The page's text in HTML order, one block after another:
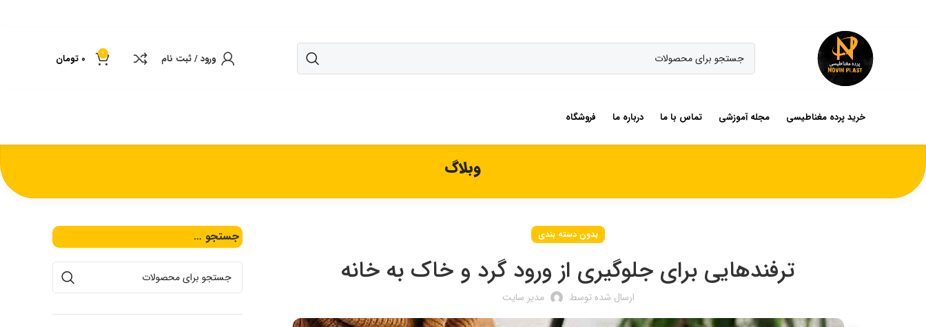
ورود / ثبت نام 0
0 تومان
خرید پرده مغناطیسی مجله آموزشی تماس با ما درباره ما فروشگاه
وبلاگ
بدون دسته بندی
ترفندهایی برای جلوگیری از ورود گرد و خاک به خانه
ارسال شده توسط مدیر سایت
جستجو …